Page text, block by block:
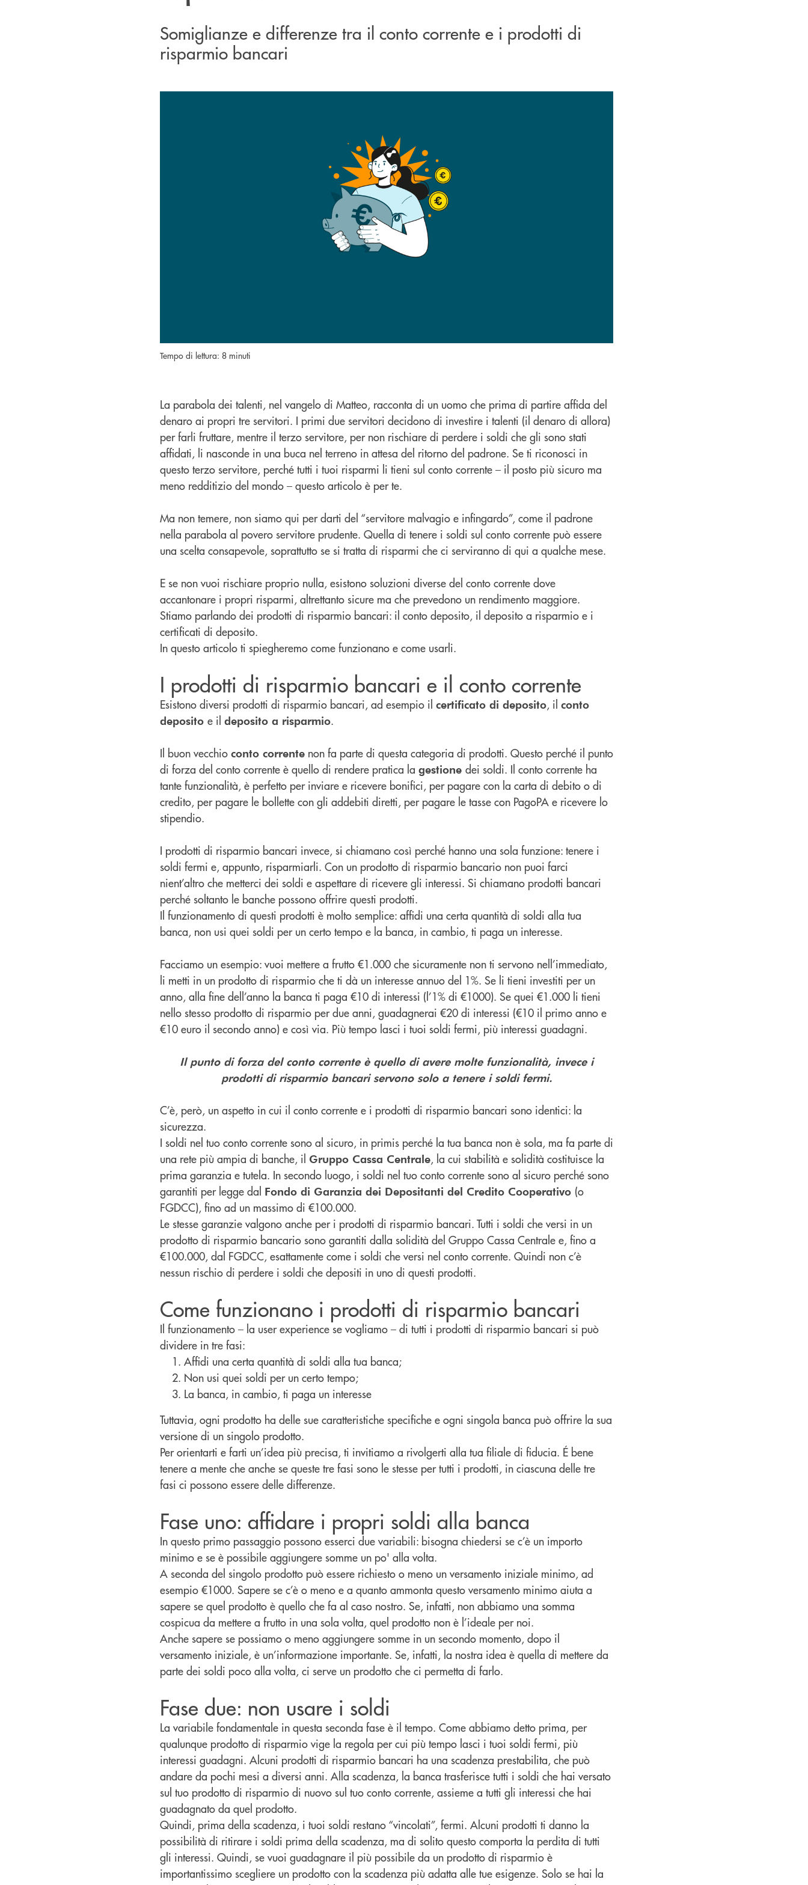
Somiglianze e differenze tra il conto corrente e i prodotti di
risparmio bancari
Tempo di lettura: 8 minuti
La parabola dei talenti, nel vangelo di Matteo, racconta di un uomo che prima di partire affida del
denaro ai propri tre servitori. I primi due servitori decidono di investire i talenti (il denaro di allora)
per farli fruttare, mentre il terzo servitore, per non rischiare di perdere i soldi che gli sono stati
affidati, li nasconde in una buca nel terreno in attesa del ritorno del padrone. Se ti riconosci in
questo terzo servitore, perché tutti i tuoi risparmi li tieni sul conto corrente – il posto più sicuro ma
meno redditizio del mondo – questo articolo è per te.
Ma non temere, non siamo qui per darti del “servitore malvagio e infingardo”, come il padrone
nella parabola al povero servitore prudente. Quella di tenere i soldi sul conto corrente può essere
una scelta consapevole, soprattutto se si tratta di risparmi che ci serviranno di qui a qualche mese.
E se non vuoi rischiare proprio nulla, esistono soluzioni diverse del conto corrente dove
accantonare i propri risparmi, altrettanto sicure ma che prevedono un rendimento maggiore.
Stiamo parlando dei prodotti di risparmio bancari: il conto deposito, il deposito a risparmio e i
certificati di deposito.
In questo articolo ti spiegheremo come funzionano e come usarli.
I prodotti di risparmio bancari e il conto corrente
Esistono diversi prodotti di risparmio bancari, ad esempio il certificato di deposito, il conto
deposito e il deposito a risparmio.
Il buon vecchio conto corrente non fa parte di questa categoria di prodotti. Questo perché il punto
di forza del conto corrente è quello di rendere pratica la gestione dei soldi. Il conto corrente ha
tante funzionalità, è perfetto per inviare e ricevere bonifici, per pagare con la carta di debito o di
credito, per pagare le bollette con gli addebiti diretti, per pagare le tasse con PagoPA e ricevere lo
stipendio.
I prodotti di risparmio bancari invece, si chiamano così perché hanno una sola funzione: tenere i
soldi fermi e, appunto, risparmiarli. Con un prodotto di risparmio bancario non puoi farci
nient’altro che metterci dei soldi e aspettare di ricevere gli interessi. Si chiamano prodotti bancari
perché soltanto le banche possono offrire questi prodotti.
Il funzionamento di questi prodotti è molto semplice: affidi una certa quantità di soldi alla tua
banca, non usi quei soldi per un certo tempo e la banca, in cambio, ti paga un interesse.
Facciamo un esempio: vuoi mettere a frutto €1.000 che sicuramente non ti servono nell’immediato,
li metti in un prodotto di risparmio che ti dà un interesse annuo del 1%. Se li tieni investiti per un
anno, alla fine dell’anno la banca ti paga €10 di interessi (l’1% di €1000). Se quei €1.000 li tieni
nello stesso prodotto di risparmio per due anni, guadagnerai €20 di interessi (€10 il primo anno e
€10 euro il secondo anno) e così via. Più tempo lasci i tuoi soldi fermi, più interessi guadagni.
Il punto di forza del conto corrente è quello di avere molte funzionalità, invece i
prodotti di risparmio bancari servono solo a tenere i soldi fermi.
C’è, però, un aspetto in cui il conto corrente e i prodotti di risparmio bancari sono identici: la
sicurezza.
I soldi nel tuo conto corrente sono al sicuro, in primis perché la tua banca non è sola, ma fa parte di
una rete più ampia di banche, il Gruppo Cassa Centrale, la cui stabilità e solidità costituisce la
prima garanzia e tutela. In secondo luogo, i soldi nel tuo conto corrente sono al sicuro perché sono
garantiti per legge dal Fondo di Garanzia dei Depositanti del Credito Cooperativo (o
FGDCC), fino ad un massimo di €100.000.
Le stesse garanzie valgono anche per i prodotti di risparmio bancari. Tutti i soldi che versi in un
prodotto di risparmio bancario sono garantiti dalla solidità del Gruppo Cassa Centrale e, fino a
€100.000, dal FGDCC, esattamente come i soldi che versi nel conto corrente. Quindi non c’è
nessun rischio di perdere i soldi che depositi in uno di questi prodotti.
Come funzionano i prodotti di risparmio bancari
Il funzionamento – la user experience se vogliamo – di tutti i prodotti di risparmio bancari si può
dividere in tre fasi:
Affidi una certa quantità di soldi alla tua banca;
Non usi quei soldi per un certo tempo;
La banca, in cambio, ti paga un interesse
Tuttavia, ogni prodotto ha delle sue caratteristiche specifiche e ogni singola banca può offrire la sua
versione di un singolo prodotto.
Per orientarti e farti un’idea più precisa, ti invitiamo a rivolgerti alla tua filiale di fiducia. É bene
tenere a mente che anche se queste tre fasi sono le stesse per tutti i prodotti, in ciascuna delle tre
fasi ci possono essere delle differenze.
Fase uno: affidare i propri soldi alla banca
In questo primo passaggio possono esserci due variabili: bisogna chiedersi se c’è un importo
minimo e se è possibile aggiungere somme un po' alla volta.
A seconda del singolo prodotto può essere richiesto o meno un versamento iniziale minimo, ad
esempio €1000. Sapere se c’è o meno e a quanto ammonta questo versamento minimo aiuta a
sapere se quel prodotto è quello che fa al caso nostro. Se, infatti, non abbiamo una somma
cospicua da mettere a frutto in una sola volta, quel prodotto non è l’ideale per noi.
Anche sapere se possiamo o meno aggiungere somme in un secondo momento, dopo il
versamento iniziale, è un’informazione importante. Se, infatti, la nostra idea è quella di mettere da
parte dei soldi poco alla volta, ci serve un prodotto che ci permetta di farlo.
Fase due: non usare i soldi
La variabile fondamentale in questa seconda fase è il tempo. Come abbiamo detto prima, per
qualunque prodotto di risparmio vige la regola per cui più tempo lasci i tuoi soldi fermi, più
interessi guadagni. Alcuni prodotti di risparmio bancari ha una scadenza prestabilita, che può
andare da pochi mesi a diversi anni. Alla scadenza, la banca trasferisce tutti i soldi che hai versato
sul tuo prodotto di risparmio di nuovo sul tuo conto corrente, assieme a tutti gli interessi che hai
guadagnato da quel prodotto.
Quindi, prima della scadenza, i tuoi soldi restano “vincolati”, fermi. Alcuni prodotti ti danno la
possibilità di ritirare i soldi prima della scadenza, ma di solito questo comporta la perdita di tutti
gli interessi. Quindi, se vuoi guadagnare il più possibile da un prodotto di risparmio è
importantissimo scegliere un prodotto con la scadenza più adatta alle tue esigenze. Solo se hai la